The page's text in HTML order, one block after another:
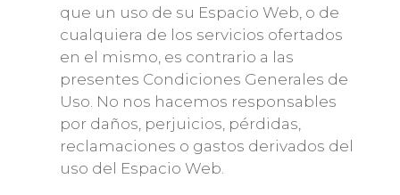
que un uso de su Espacio Web, o de
cualquiera de los servicios ofertados
en el mismo, es contrario a las
presentes Condiciones Generales de
Uso. No nos hacemos responsables
por daños, perjuicios, pérdidas,
reclamaciones o gastos derivados del
uso del Espacio Web.